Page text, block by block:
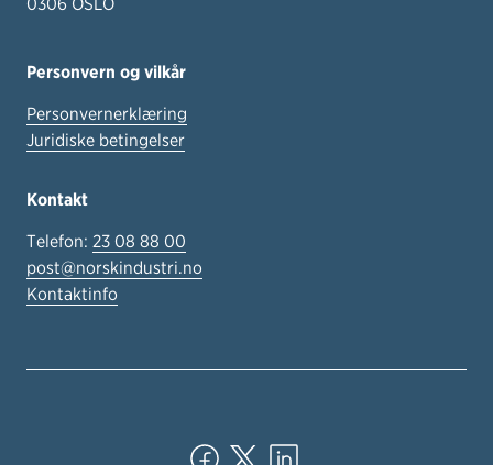
Personvern og vilkår
Personvernerklæring
Juridiske betingelser
Kontakt
Telefon: 23 08 88 00
post@norskindustri.no
Kontaktinfo